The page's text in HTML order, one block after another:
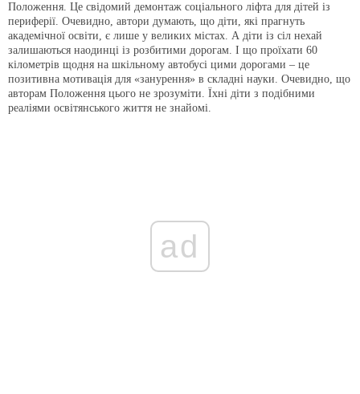
Положення. Це свідомий демонтаж соціального ліфта для дітей із
периферії. Очевидно, автори думають, що діти, які прагнуть
академічної освіти, є лише у великих містах. А діти із сіл нехай
залишаються наодинці із розбитими дорогам. І що проїхати 60
кілометрів щодня на шкільному автобусі цими дорогами – це
позитивна мотивація для «занурення» в складні науки. Очевидно, що
авторам Положення цього не зрозуміти. Їхні діти з подібними
реаліями освітянського життя не знайомі.
ad